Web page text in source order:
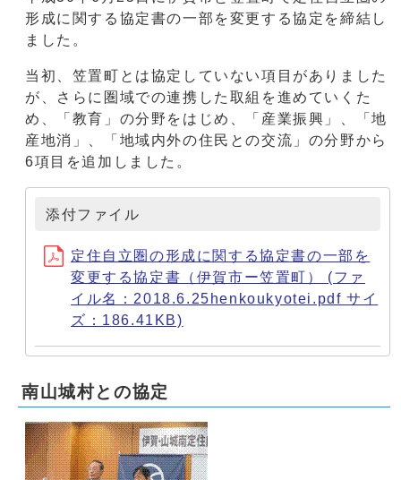
形成に関する協定書の一部を変更する協定を締結し
ました。
当初、笠置町とは協定していない項目がありました
が、さらに圏域での連携した取組を進めていくた
め、「教育」の分野をはじめ、「産業振興」、「地
産地消」、「地域内外の住民との交流」の分野から
6項目を追加しました。
添付ファイル
定住自立圏の形成に関する協定書の一部を
変更する協定書（伊賀市ー笠置町） (ファ
イル名：2018.6.25henkoukyotei.pdf サイ
ズ：186.41KB)
南山城村との協定